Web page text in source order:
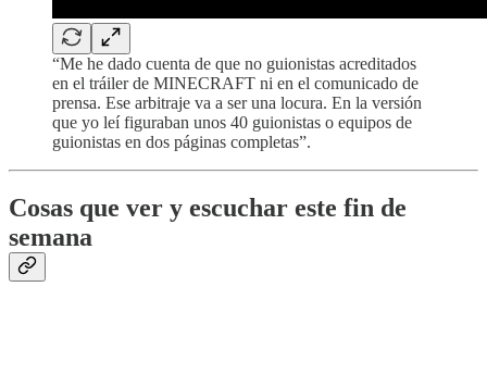
“Me he dado cuenta de que no guionistas acreditados
en el tráiler de MINECRAFT ni en el comunicado de
prensa. Ese arbitraje va a ser una locura. En la versión
que yo leí figuraban unos 40 guionistas o equipos de
guionistas en dos páginas completas”.
Cosas que ver y escuchar este fin de
semana